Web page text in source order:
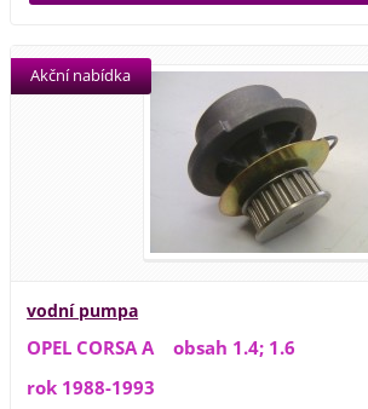
vodní pumpa
Akční nabídka
OPEL CORSA A obsah 1.4; 1.6
rok 1988-1993